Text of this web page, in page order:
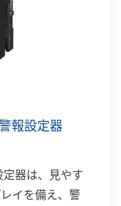
報設定器
器は、見やす
イを備え、警